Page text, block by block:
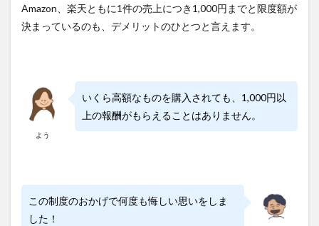
Amazon、楽天ともに1件の売上につき1,000円までと限度額が
決まっているのも、デメリットのひとつと言えます。
よう
いくら高額なものを購入されても、1,000円以
上の報酬がもらえることはありません。
この制度のおかげで何度も悔しい思いをしま
した！